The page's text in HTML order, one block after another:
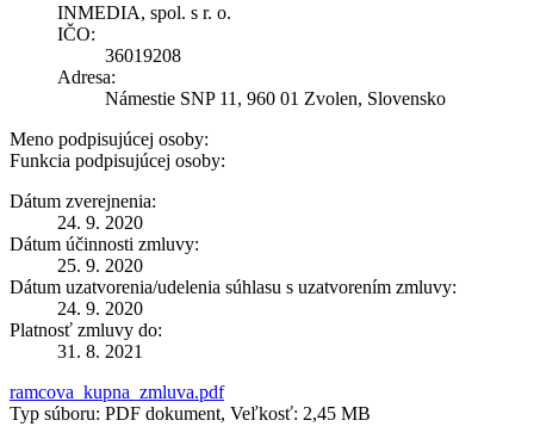
INMEDIA, spol. s r. o.
IČO:
36019208
Adresa:
Námestie SNP 11, 960 01 Zvolen, Slovensko
Meno podpisujúcej osoby:
Funkcia podpisujúcej osoby:
Dátum zverejnenia:
24. 9. 2020
Dátum účinnosti zmluvy:
25. 9. 2020
Dátum uzatvorenia/udelenia súhlasu s uzatvorením zmluvy:
24. 9. 2020
Platnosť zmluvy do:
31. 8. 2021
ramcova_kupna_zmluva.pdf
Typ súboru: PDF dokument, Veľkosť: 2,45 MB